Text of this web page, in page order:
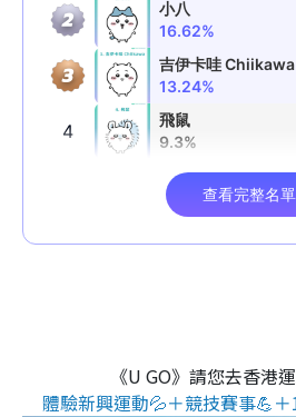
《U GO》請您去香港
體驗新興運動💦＋競技賽事💪